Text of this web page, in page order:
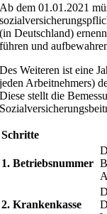
Ab dem 01.01.2021
(in Deutschland)
führen und
Des Weiteren ist eine
jeden Arbeitnehmers)
Diese stellt die
Schritte
1. Betriebsnummer
2. Krankenkasse